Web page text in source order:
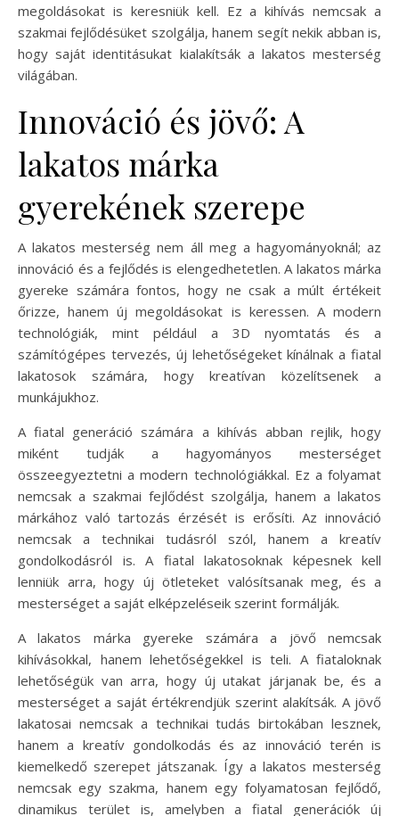
megoldásokat is keresniük kell. Ez a kihívás nemcsak a
szakmai fejlődésüket szolgálja, hanem segít nekik abban is,
hogy saját identitásukat kialakítsák a lakatos mesterség
világában.
Innováció és jövő: A
lakatos márka
gyerekének szerepe
A lakatos mesterség nem áll meg a hagyományoknál; az
innováció és a fejlődés is elengedhetetlen. A lakatos márka
gyereke számára fontos, hogy ne csak a múlt értékeit
őrizze, hanem új megoldásokat is keressen. A modern
technológiák, mint például a 3D nyomtatás és a
számítógépes tervezés, új lehetőségeket kínálnak a fiatal
lakatosok számára, hogy kreatívan közelítsenek a
munkájukhoz.
A fiatal generáció számára a kihívás abban rejlik, hogy
miként tudják a hagyományos mesterséget
összeegyeztetni a modern technológiákkal. Ez a folyamat
nemcsak a szakmai fejlődést szolgálja, hanem a lakatos
márkához való tartozás érzését is erősíti. Az innováció
nemcsak a technikai tudásról szól, hanem a kreatív
gondolkodásról is. A fiatal lakatosoknak képesnek kell
lenniük arra, hogy új ötleteket valósítsanak meg, és a
mesterséget a saját elképzeléseik szerint formálják.
A lakatos márka gyereke számára a jövő nemcsak
kihívásokkal, hanem lehetőségekkel is teli. A fiataloknak
lehetőségük van arra, hogy új utakat járjanak be, és a
mesterséget a saját értékrendjük szerint alakítsák. A jövő
lakatosai nemcsak a technikai tudás birtokában lesznek,
hanem a kreatív gondolkodás és az innováció terén is
kiemelkedő szerepet játszanak. Így a lakatos mesterség
nemcsak egy szakma, hanem egy folyamatosan fejlődő,
dinamikus terület is, amelyben a fiatal generációk új